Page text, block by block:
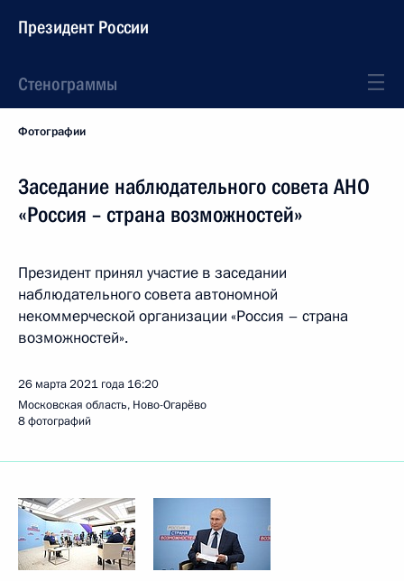
Президент России
Стенограммы
Фотографии
Заседание наблюдательного совета АНО
«Россия – страна возможностей»
Президент принял участие в заседании
наблюдательного совета автономной
некоммерческой организации «Россия – страна
возможностей».
26 марта 2021 года 16:20
Московская область, Ново-Огарёво
8 фотографий